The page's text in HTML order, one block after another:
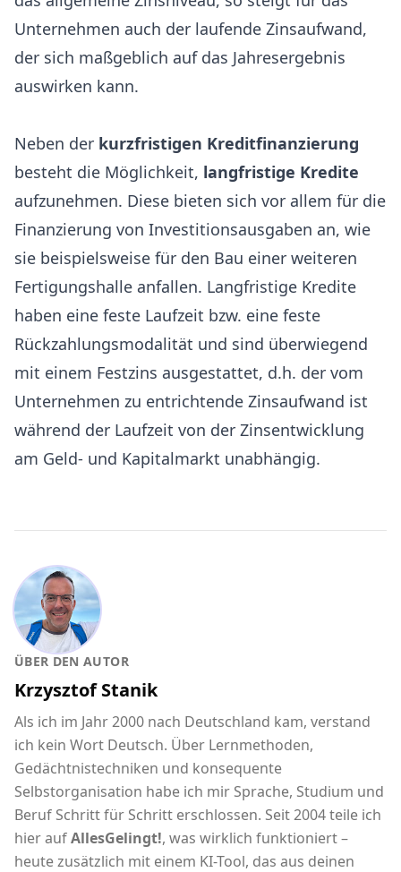
Unternehmen auch der laufende Zinsaufwand,
der sich maßgeblich auf das Jahresergebnis
auswirken kann.
Neben der kurzfristigen Kreditfinanzierung
besteht die Möglichkeit, langfristige Kredite
aufzunehmen. Diese bieten sich vor allem für die
Finanzierung von Investitionsausgaben an, wie
sie beispielsweise für den Bau einer weiteren
Fertigungshalle anfallen. Langfristige Kredite
haben eine feste Laufzeit bzw. eine feste
Rückzahlungsmodalität und sind überwiegend
mit einem Festzins ausgestattet, d.h. der vom
Unternehmen zu entrichtende Zinsaufwand ist
während der Laufzeit von der Zinsentwicklung
am Geld- und Kapitalmarkt unabhängig.
ÜBER DEN AUTOR
Krzysztof Stanik
Als ich im Jahr 2000 nach Deutschland kam, verstand
ich kein Wort Deutsch. Über Lernmethoden,
Gedächtnistechniken und konsequente
Selbstorganisation habe ich mir Sprache, Studium und
Beruf Schritt für Schritt erschlossen. Seit 2004 teile ich
hier aufAllesGelingt!, was wirklich funktioniert –
heute zusätzlich mit einem KI-Tool, das aus deinen